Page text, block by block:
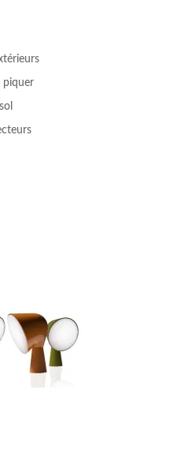
piquer